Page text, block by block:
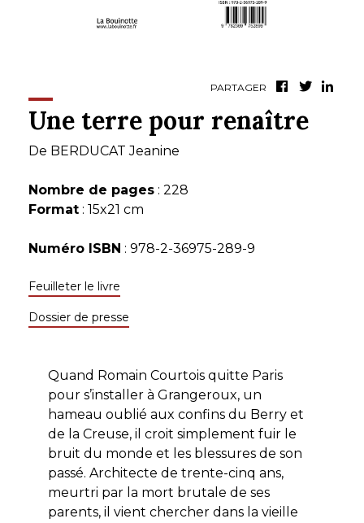
Une terre pour renaître
De BERDUCAT Jeanine
Nombre de pages : 228
Format : 15x21 cm
Numéro ISBN : 978-2-36975-289-9
Feuilleter le livre
Dossier de presse
PARTAGER
Quand Romain Courtois quitte Paris
pour s’installer à Grangeroux, un
hameau oublié aux confins du Berry et
de la Creuse, il croit simplement fuir le
bruit du monde et les blessures de son
passé. Architecte de trente-cinq ans,
meurtri par la mort brutale de ses
parents, il vient chercher dans la vieille